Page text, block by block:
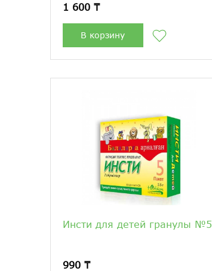
1 600 ₸
В корзину
Инсти для детей гранулы №5
990 ₸